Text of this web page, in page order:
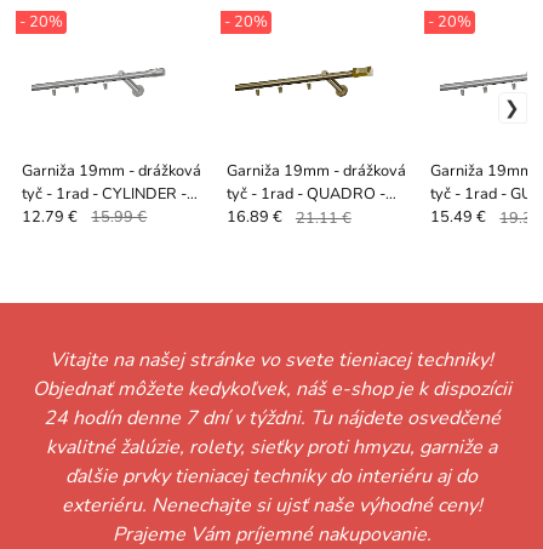
Garniža 19mm - drážková
tyč - 1rad - CYLINDER -
satin
- 20%
12.79 € 15.99 €
Garniža 19mm - drážková
tyč - 1rad - QUADRO -
antik
- 20%
16.89 € 21.11 €
Garniža 19mm
tyč - 1rad -
CRYSTAL -
- 20%
15.49 €
Vitajte na našej stránke vo svete tieniacej techniky!
Objednať môžete kedykoľvek, náš e-shop je k dispozícii
24 hodín denne 7 dní v týždni. Tu nájdete osvedčené
kvalitné žalúzie, rolety, sieťky proti hmyzu, garniže a
ďalšie prvky tieniacej techniky do interiéru aj do
exteriéru. Nenechajte si ujsť naše výhodné ceny!
Prajeme Vám príjemné nakupovanie.